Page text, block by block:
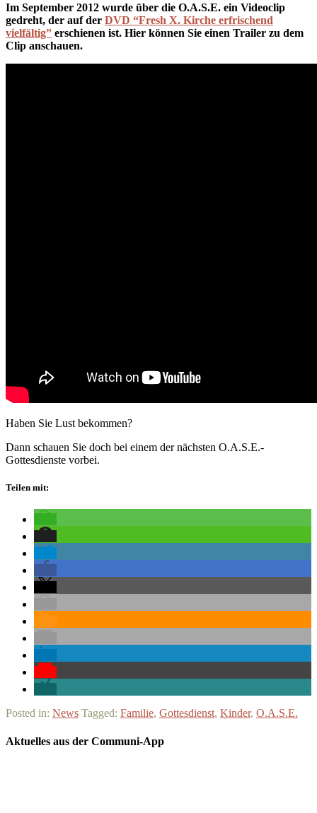
Im September 2012 wurde über die O.A.S.E. ein Videoclip
gedreht, der auf der DVD “Fresh X. Kirche erfrischend
vielfältig” erschienen ist. Hier können Sie einen Trailer zu dem
Clip anschauen.
Haben Sie Lust bekommen?
Dann schauen Sie doch bei einem der nächsten O.A.S.E.-
Gottesdienste vorbei.
Teilen mit:
Posted in: News Tagged: Familie, Gottesdienst, Kinder, O.A.S.E.
Aktuelles aus der Communi-App